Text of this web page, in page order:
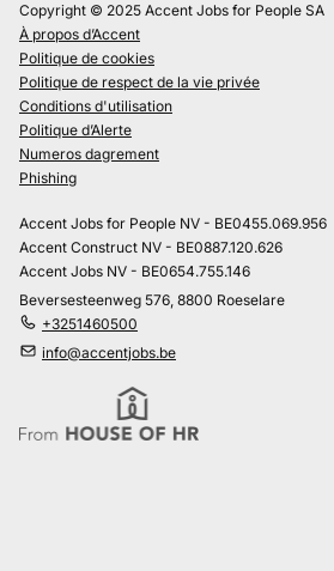
Copyright © 2025 Accent Jobs for People SA
À propos d’Accent
Politique de cookies
Politique de respect de la vie privée
Conditions d'utilisation
Politique d’Alerte
Numeros dagrement
Phishing
Accent Jobs for People NV - BE0455.069.956
Accent Construct NV - BE0887.120.626
Accent Jobs NV - BE0654.755.146
Beversesteenweg 576, 8800 Roeselare
+3251460500
info@accentjobs.be